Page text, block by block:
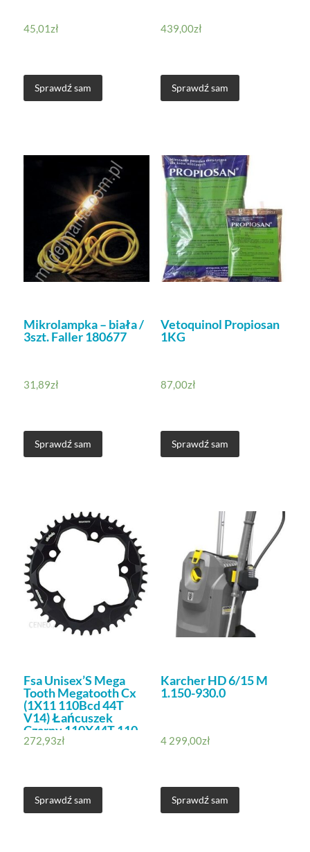
45,01zł
Sprawdź sam
439,00zł
Sprawdź sam
Mikrolampka – biała /
3szt. Faller 180677
31,89zł
Sprawdź sam
Vetoquinol Propiosan
1KG
87,00zł
Sprawdź sam
Fsa Unisex’S Mega
Tooth Megatooth Cx
(1X11 110Bcd 44T
V14) Łańcuszek
Czarny 110X44T 110
272,93zł
Sprawdź sam
Karcher HD 6/15 M
1.150-930.0
4 299,00zł
Sprawdź sam